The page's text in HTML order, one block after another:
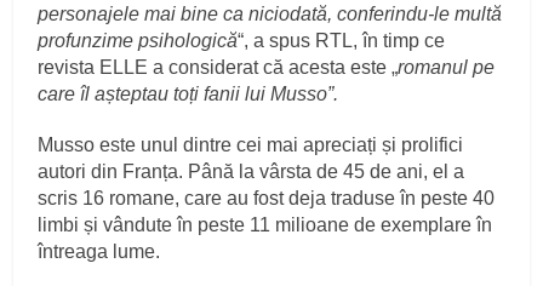
personajele mai bine ca niciodată, conferindu-le multă
profunzime psihologică“, a spus RTL, în timp ce
revista ELLE a considerat că acesta este „romanul pe
care îl așteptau toți fanii lui Musso”.
Musso este unul dintre cei mai apreciați și prolifici
autori din Franța. Până la vârsta de 45 de ani, el a
scris 16 romane, care au fost deja traduse în peste 40
limbi și vândute în peste 11 milioane de exemplare în
întreaga lume.